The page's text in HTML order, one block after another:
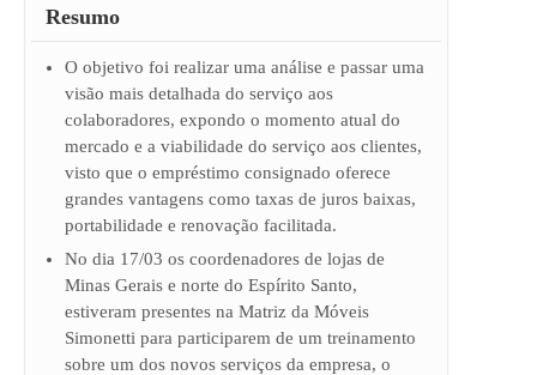
Resumo
O objetivo foi realizar uma análise e passar uma
visão mais detalhada do serviço aos
colaboradores, expondo o momento atual do
mercado e a viabilidade do serviço aos clientes,
visto que o empréstimo consignado oferece
grandes vantagens como taxas de juros baixas,
portabilidade e renovação facilitada.
No dia 17/03 os coordenadores de lojas de
Minas Gerais e norte do Espírito Santo,
estiveram presentes na Matriz da Móveis
Simonetti para participarem de um treinamento
sobre um dos novos serviços da empresa, o